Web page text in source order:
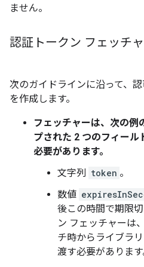
ません。
認証トークン フェッチ
次のガイドラインに沿って、
を作成します。
フェッチャーは、次の例
プされた 2 つのフィール
必要があります。
文字列 token 。
数値
後この時間で期限
ン フェッチャーは
チ時からライブラ
渡す必要があります